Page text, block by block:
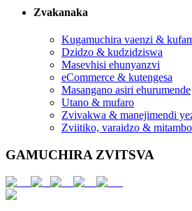
Zvakanaka
Kugamuchira vaenzi &
Dzidzo & kudzidziswa
Masevhisi ehunyanzvi
eCommerce & kutengesa
Masangano asiri ehurumende
Utano & mufaro
Zvivakwa & manejimendi
Zviitiko, varaidzo & mitambo
GAMUCHIRA ZVITSVA